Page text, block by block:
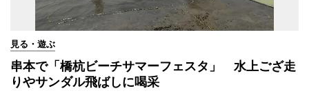
見る・遊ぶ
串本で「橋杭ビーチサマーフェスタ」 水上ござ走
りやサンダル飛ばしに喝采